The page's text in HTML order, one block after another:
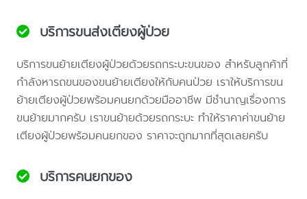
บริการขนส่งเตียงผู้ป่วย
บริการขนย้ายเตียงผู้ป่วยด้วยรถกระบะขนของ สำหรับลูกค้าที่
กำลังหารถขนของขนย้ายเตียงให้กับคนป่วย เราให้บริการขน
ย้ายเตียงผู้ป่วยพร้อมคนยกด้วยมืออาชีพ มีชำนาญเรื่องการ
ขนย้ายมากครับ เราขนย้ายด้วยรถกระบะ ทำให้ราคาค่าขนย้าย
เตียงผู้ป่วยพร้อมคนยกของ ราคาจะถูกมากที่สุดเลยครับ
บริการคนยกของ